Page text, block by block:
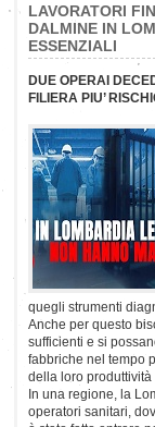
LAVORATORI
DALMINE IN
ESSENZIALI
DUE OPERAI
FILIERA PIU’
quegli strumenti
Anche per questo
sufficienti e si
fabbriche nel tempo
della loro produttività
In una regione, la
operatori sanitari,